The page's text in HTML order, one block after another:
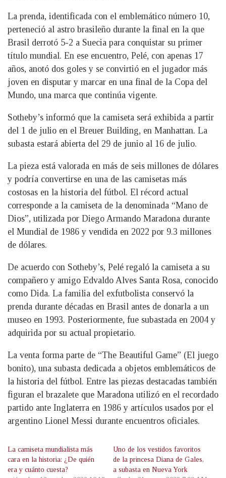
La prenda, identificada con el emblemático número 10,
perteneció al astro brasileño durante la final en la que
Brasil derrotó 5-2 a Suecia para conquistar su primer
título mundial. En ese encuentro, Pelé, con apenas 17
años, anotó dos goles y se convirtió en el jugador más
joven en disputar y marcar en una final de la Copa del
Mundo, una marca que continúa vigente.
Sotheby’s informó que la camiseta será exhibida a partir
del 1 de julio en el Breuer Building, en Manhattan. La
subasta estará abierta del 29 de junio al 16 de julio.
La pieza está valorada en más de seis millones de dólares
y podría convertirse en una de las camisetas más
costosas en la historia del fútbol. El récord actual
corresponde a la camiseta de la denominada “Mano de
Dios”, utilizada por Diego Armando Maradona durante
el Mundial de 1986 y vendida en 2022 por 9.3 millones
de dólares.
De acuerdo con Sotheby’s, Pelé regaló la camiseta a su
compañero y amigo Edvaldo Alves Santa Rosa, conocido
como Dida. La familia del exfutbolista conservó la
prenda durante décadas en Brasil antes de donarla a un
museo en 1993. Posteriormente, fue subastada en 2004 y
adquirida por su actual propietario.
La venta forma parte de “The Beautiful Game” (El juego
bonito), una subasta dedicada a objetos emblemáticos de
la historia del fútbol. Entre las piezas destacadas también
figuran el brazalete que Maradona utilizó en el recordado
partido ante Inglaterra en 1986 y artículos usados por el
argentino Lionel Messi durante encuentros oficiales.
La camiseta mundialista más
cara en la historia: ¿De quién
era y cuánto cuesta?
Uno de los vestidos favoritos
de la princesa Diana de Gales,
a subasta en Nueva York